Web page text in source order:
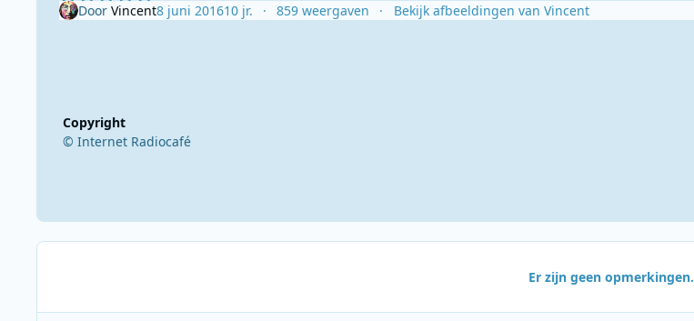
Door Vincent8 juni 201610 jr. 859 weergaven Bekijk afbeeldingen van Vincent
Copyright
© Internet Radiocafé
Er zijn geen opmerkingen.